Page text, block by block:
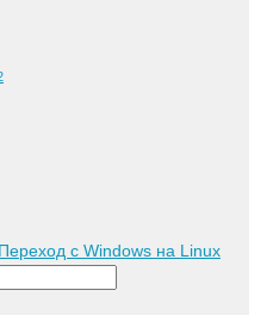
с Windows на Linux